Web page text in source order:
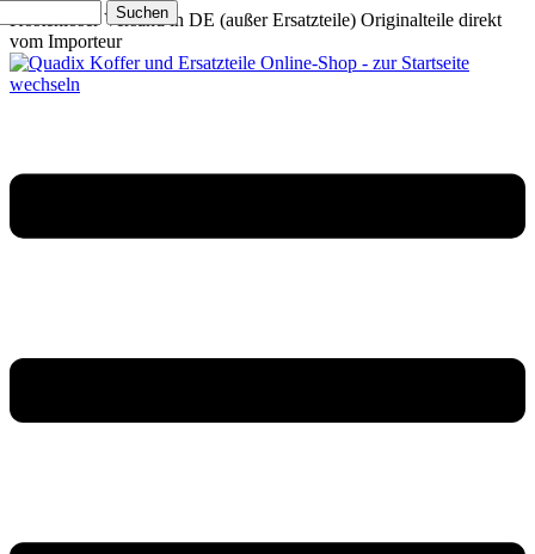
Kostenloser Versand in DE (außer Ersatzteile) Originalteile direkt
vom Importeur
Suchen